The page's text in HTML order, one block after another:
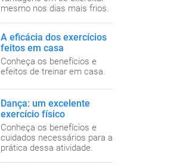
mesmo nos dias mais frios.
A eficácia dos exercícios
feitos em casa
Conheça os benefícios e
efeitos de treinar em casa.
Dança: um excelente
exercício físico
Conheça os benefícios e
cuidados necessários para a
prática dessa atividade.